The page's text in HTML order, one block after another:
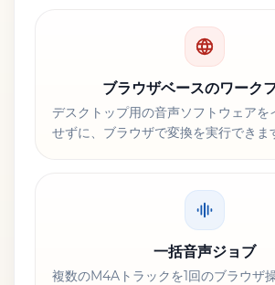
ブラウザベースのワーク
デスクトップ用の音声ソフトウェアを
せずに、ブラウザで変換を実行できま
一括音声ジョブ
複数のM4Aトラックを1回のブラウザ